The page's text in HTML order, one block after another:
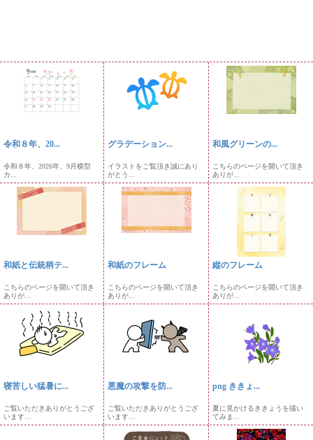
令和８年、20...
令和８年、2026年、9月横型
カ...
グラデーション...
イラストをご覧頂き誠にあり
がとう...
和風グリーンの...
こちらのページを開いて頂き
ありが...
和紙と伝統柄テ...
こちらのページを開いて頂き
ありが...
和紙のフレーム
こちらのページを開いて頂き
ありが...
縦のフレーム
こちらのページを開いて頂き
ありが...
寝苦しい猛暑に...
ご覧いただきありがとうござ
います...
悪魔の攻撃を防...
ご覧いただきありがとうござ
います...
png ききょ...
夏に見かけるききょうを描い
てみま...